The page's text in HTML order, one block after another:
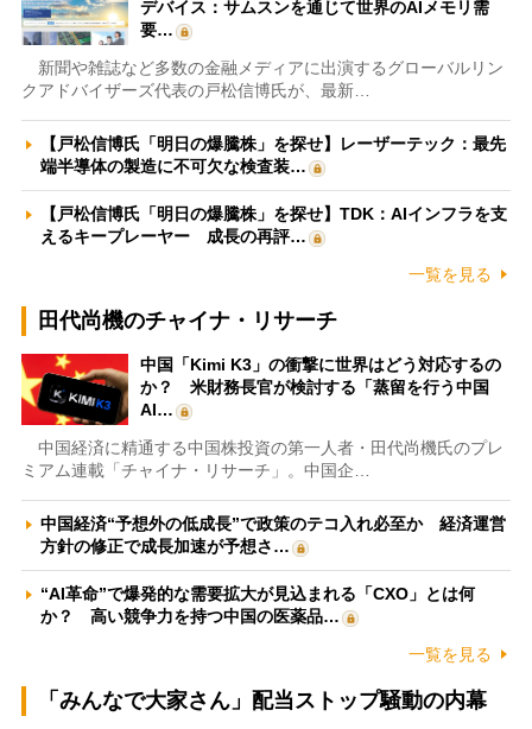
デバイス：サムスンを通じて世界のAIメモリ需
要…
新聞や雑誌など多数の金融メディアに出演するグローバルリン
クアドバイザーズ代表の戸松信博氏が、最新…
【戸松信博氏「明日の爆騰株」を探せ】レーザーテック：最先
端半導体の製造に不可欠な検査装…
【戸松信博氏「明日の爆騰株」を探せ】TDK：AIインフラを支
えるキープレーヤー 成長の再評…
一覧を見る
田代尚機のチャイナ・リサーチ
中国「Kimi K3」の衝撃に世界はどう対応するの
か？ 米財務長官が検討する「蒸留を行う中国
AI…
中国経済に精通する中国株投資の第一人者・田代尚機氏のプレ
ミアム連載「チャイナ・リサーチ」。中国企…
中国経済“予想外の低成長”で政策のテコ入れ必至か 経済運営
方針の修正で成長加速が予想さ…
“AI革命”で爆発的な需要拡大が見込まれる「CXO」とは何
か？ 高い競争力を持つ中国の医薬品…
一覧を見る
「みんなで大家さん」配当ストップ騒動の内幕